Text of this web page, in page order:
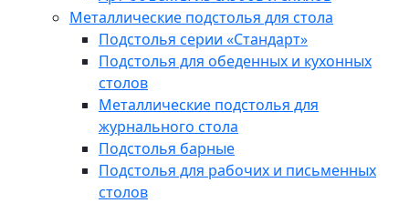
Металлические подстолья для стола
Подстолья серии «Стандарт»
Подстолья для обеденных и кухонных
столов
Металлические подстолья для
журнального стола
Подстолья барные
Подстолья для рабочих и письменных
столов